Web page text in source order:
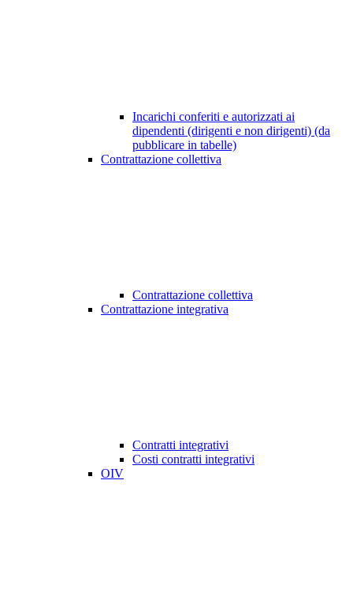
Incarichi conferiti e autorizzati ai
dipendenti (dirigenti e non dirigenti) (da
pubblicare in tabelle)
Contrattazione collettiva
Contrattazione collettiva
Contrattazione integrativa
Contratti integrativi
Costi contratti integrativi
OIV